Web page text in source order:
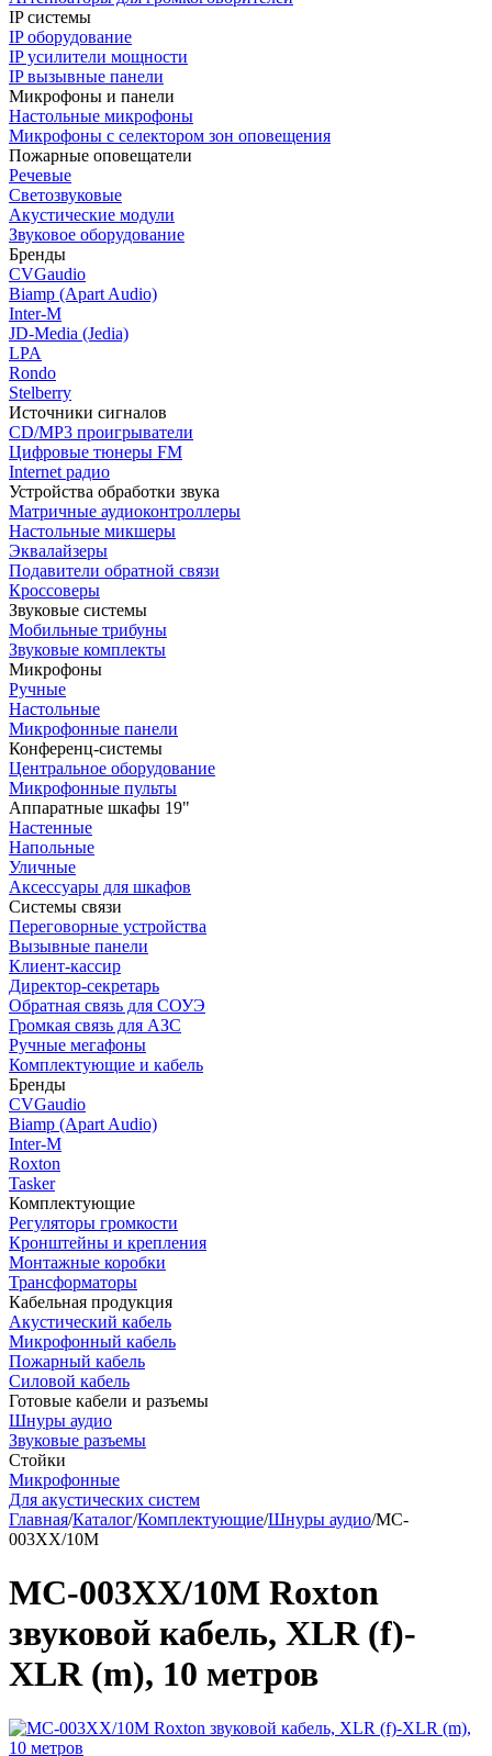
IP системы
IP оборудование
IP усилители мощности
IP вызывные панели
Микрофоны и панели
Настольные микрофоны
Микрофоны с селектором зон оповещения
Пожарные оповещатели
Речевые
Светозвуковые
Акустические модули
Звуковое оборудование
Бренды
CVGaudio
Biamp (Apart Audio)
Inter-M
JD-Media (Jedia)
LPA
Rondo
Stelberry
Источники сигналов
CD/MP3 проигрыватели
Цифровые тюнеры FM
Internet радио
Устройства обработки звука
Матричные аудиоконтроллеры
Настольные микшеры
Эквалайзеры
Подавители обратной связи
Кроссоверы
Звуковые системы
Мобильные трибуны
Звуковые комплекты
Микрофоны
Ручные
Настольные
Микрофонные панели
Конференц-системы
Центральное оборудование
Микрофонные пульты
Аппаратные шкафы 19"
Настенные
Напольные
Уличные
Аксессуары для шкафов
Системы связи
Переговорные устройства
Вызывные панели
Клиент-кассир
Директор-секретарь
Обратная связь для СОУЭ
Громкая связь для АЗС
Ручные мегафоны
Комплектующие и кабель
Бренды
CVGaudio
Biamp (Apart Audio)
Inter-M
Roxton
Tasker
Комплектующие
Регуляторы громкости
Кронштейны и крепления
Монтажные коробки
Трансформаторы
Кабельная продукция
Акустический кабель
Микрофонный кабель
Пожарный кабель
Силовой кабель
Готовые кабели и разъемы
Шнуры аудио
Звуковые разъемы
Стойки
Микрофонные
Для акустических систем
Главная/Каталог/Комплектующие/Шнуры аудио/MC-
003XX/10M
MC-003XX/10M Roxton
звуковой кабель, XLR (f)-
XLR (m), 10 метров